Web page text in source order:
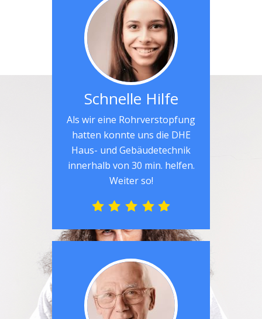
Schnelle Hilfe
Als wir eine Rohrverstopfung
hatten konnte uns die DHE
Haus- und Gebäudetechnik
innerhalb von 30 min. helfen.
Weiter so!